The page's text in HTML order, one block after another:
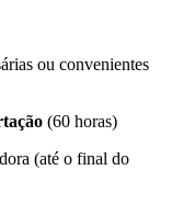
ou convenientes
(60 horas)
(até o final do